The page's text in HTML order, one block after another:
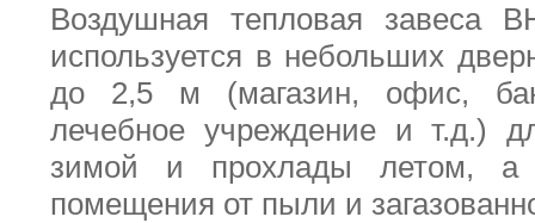
Воздушная тепловая завеса
используется в небольших
до 2,5 м (магазин, офис,
лечебное учреждение и т.д.)
зимой и прохлады летом,
помещения от пыли и